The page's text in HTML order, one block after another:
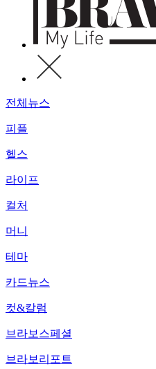
전체뉴스
피플
헬스
라이프
컬처
머니
테마
카드뉴스
컷&칼럼
브라보스페셜
브라보리포트